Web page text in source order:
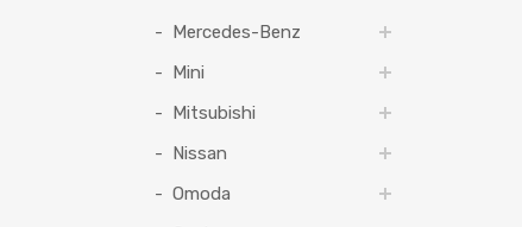
Mercedes-Benz
Mini
Mitsubishi
Nissan
Omoda